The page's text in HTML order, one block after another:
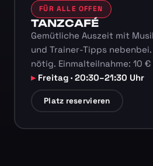
FÜR ALLE OFFEN
TANZCAFÉ
Gemütliche Auszeit mit
und Trainer-Tipps
nötig. Einmalteilnahme: 10 €
Freitag · 20:30–21:30 Uhr
Platz reservieren